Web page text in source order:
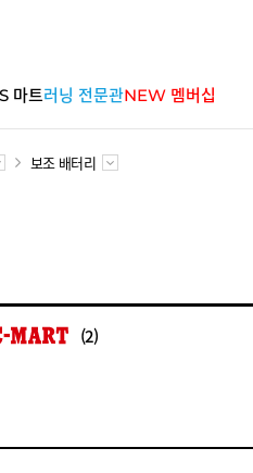
마트러닝 전문관NEW 멤버십
보조 배터리
(2)